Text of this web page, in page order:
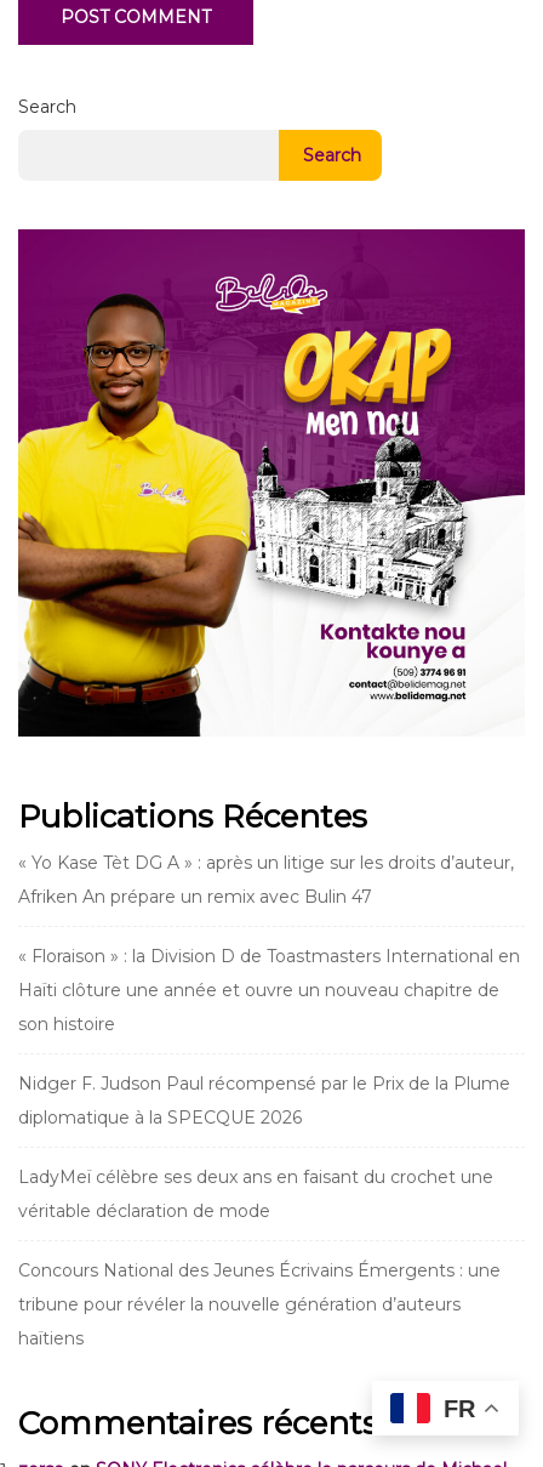
Search
Search
Publications Récentes
« Yo Kase Tèt DG A » : après un litige sur les droits d’auteur,
Afriken An prépare un remix avec Bulin 47
« Floraison » : la Division D de Toastmasters International en
Haïti clôture une année et ouvre un nouveau chapitre de
son histoire
Nidger F. Judson Paul récompensé par le Prix de la Plume
diplomatique à la SPECQUE 2026
LadyMeï célèbre ses deux ans en faisant du crochet une
véritable déclaration de mode
Concours National des Jeunes Écrivains Émergents : une
tribune pour révéler la nouvelle génération d’auteurs
haïtiens
Commentaires récents FR